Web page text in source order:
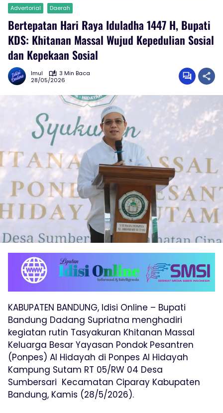
Advertorial Daerah
Bertepatan Hari Raya Iduladha 1447 H, Bupati
KDS: Khitanan Massal Wujud Kepedulian Sosial
dan Kepekaan Sosial
Imul
3 Min Baca
28/05/2026
KABUPATEN BANDUNG, Idisi Online – Bupati
Bandung Dadang Supriatna menghadiri
kegiatan rutin Tasyakuran Khitanan Massal
Keluarga Besar Yayasan Pondok Pesantren
(Ponpes) Al Hidayah di Ponpes Al Hidayah
Kampung Sutam RT 05/RW 04 Desa
Sumbersari Kecamatan Ciparay Kabupaten
Bandung, Kamis (28/5/2026).